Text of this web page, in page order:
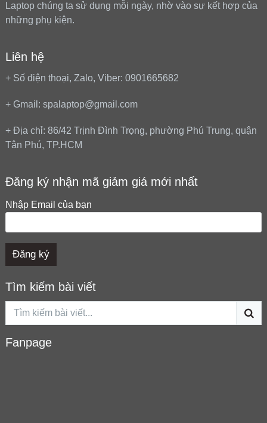
Laptop chúng ta sử dụng mỗi ngày, nhờ vào sự kết hợp của
những phụ kiện.
Liên hệ
+ Số điện thoại, Zalo, Viber: 0901665682
+ Gmail: spalaptop@gmail.com
+ Địa chỉ: 86/42 Trịnh Đình Trọng, phường Phú Trung, quận
Tân Phú, TP.HCM
Đăng ký nhận mã giảm giá mới nhất
Nhập Email của bạn
Tìm kiếm bài viết
Fanpage